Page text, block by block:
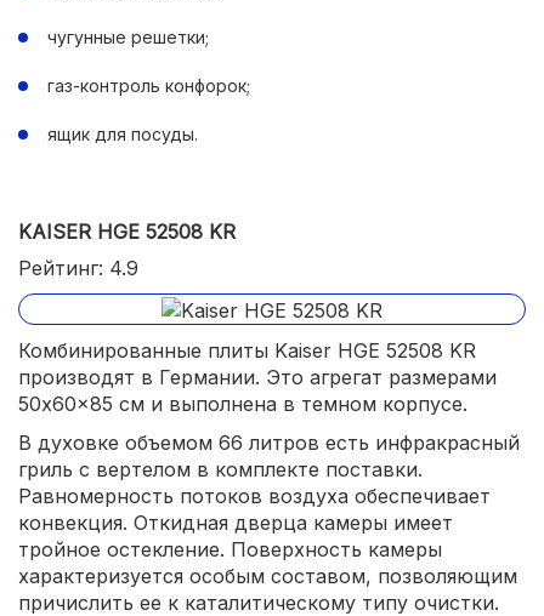
чугунные решетки;
газ-контроль конфорок;
ящик для посуды.
KAISER HGE 52508 KR
Рейтинг: 4.9
Комбинированные плиты Kaiser HGE 52508 KR
производят в Германии. Это агрегат размерами
50x60x85 см и выполнена в темном корпусе.
В духовке объемом 66 литров есть инфракрасный
гриль с вертелом в комплекте поставки.
Равномерность потоков воздуха обеспечивает
конвекция. Откидная дверца камеры имеет
тройное остекление. Поверхность камеры
характеризуется особым составом, позволяющим
причислить ее к каталитическому типу очистки.